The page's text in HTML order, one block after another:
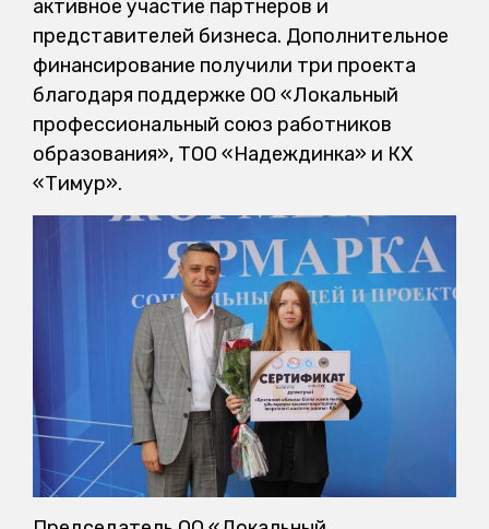
активное участие партнеров и
представителей бизнеса. Дополнительное
финансирование получили три проекта
благодаря поддержке ОО «Локальный
профессиональный союз работников
образования», ТОО «Надеждинка» и КХ
«Тимур».